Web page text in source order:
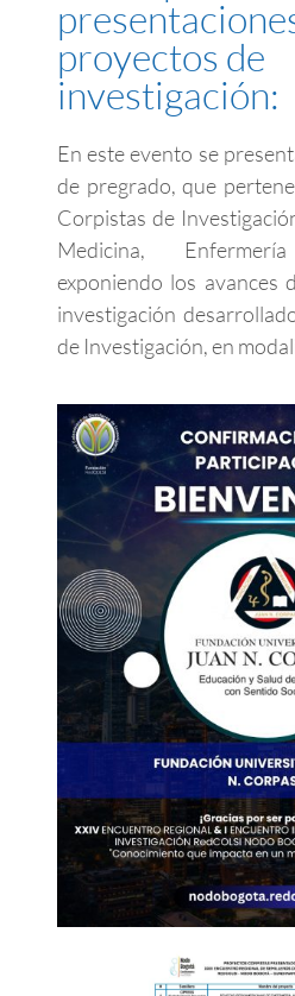
proyectos de
investigación:
En este evento se
de pregrado, que
Corpistas de
Medicina,
exponiendo los avances
investigación
de Investigación, en